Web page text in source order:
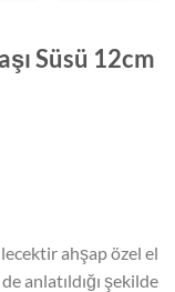
Süsü 12cm
ahşap özel el
anlatıldığı şekilde